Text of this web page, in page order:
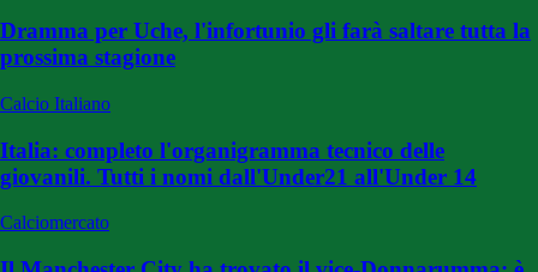
Dramma per Uche, l'infortunio gli farà saltare tutta la
prossima stagione
Calcio Italiano
Italia: completo l'organigramma tecnico delle
giovanili. Tutti i nomi dall'Under21 all'Under 14
Calciomercato